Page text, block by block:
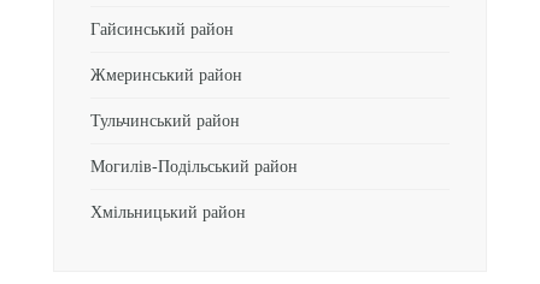
Гайсинський район
Жмеринський район
Тульчинський район
Могилів-Подільський район
Хмільницький район